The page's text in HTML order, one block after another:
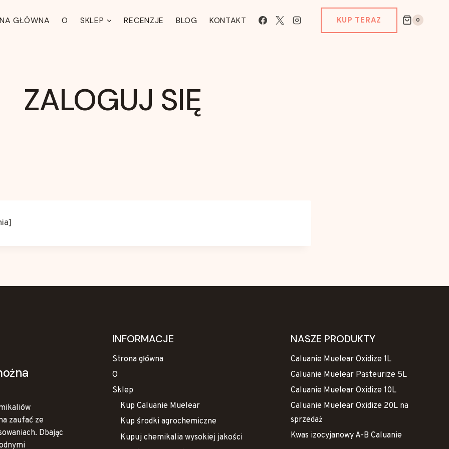
GŁÓWNA O SKLEP RECENZJE BLOG KONTAKT KUP TERAZ 0
ZALOGUJ SIĘ
zaufać ze
Dbając
INFORMACJE
Strona główna
O
Sklep
Kup Caluanie Muelear
Kup środki agrochemiczne
Kupuj chemikalia wysokiej jakości
NASZE PRODUKTY
Caluanie Muelear Oxidize 1L
Caluanie Muelear Pasteurize 5L
Caluanie Muelear Oxidize 10L
Caluanie Muelear Oxidize 20L na
sprzedaż
Kwas izocyjanowy A-B Caluanie